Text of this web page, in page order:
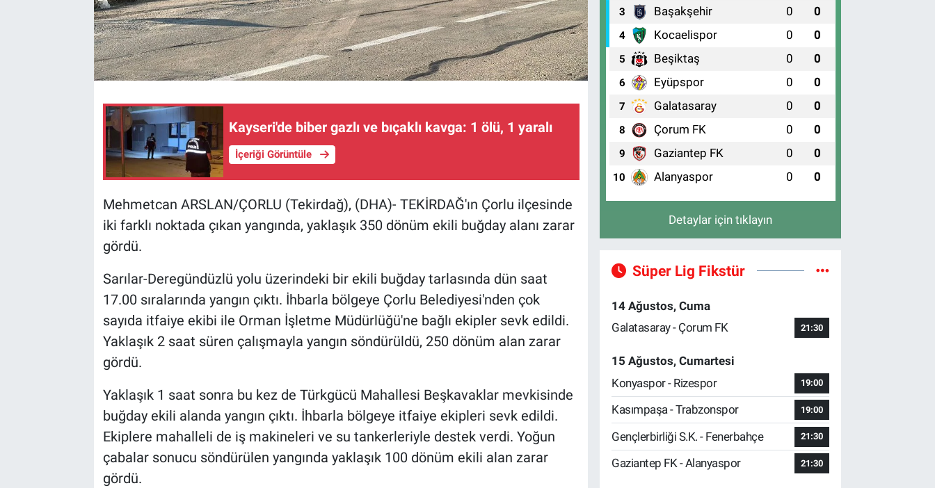
Kayseri'de biber gazlı ve bıçaklı kavga: 1 ölü, 1 yaralı
İçeriği Görüntüle
Mehmetcan ARSLAN/ÇORLU (Tekirdağ), (DHA)- TEKİRDAĞ'ın Çorlu ilçesinde
iki farklı noktada çıkan yangında, yaklaşık 350 dönüm ekili buğday alanı zarar
gördü.
Sarılar-Deregündüzlü yolu üzerindeki bir ekili buğday tarlasında dün saat
17.00 sıralarında yangın çıktı. İhbarla bölgeye Çorlu Belediyesi'nden çok
sayıda itfaiye ekibi ile Orman İşletme Müdürlüğü'ne bağlı ekipler sevk edildi.
Yaklaşık 2 saat süren çalışmayla yangın söndürüldü, 250 dönüm alan zarar
gördü.
Yaklaşık 1 saat sonra bu kez de Türkgücü Mahallesi Beşkavaklar mevkisinde
buğday ekili alanda yangın çıktı. İhbarla bölgeye itfaiye ekipleri sevk edildi.
Ekiplere mahalleli de iş makineleri ve su tankerleriyle destek verdi. Yoğun
çabalar sonucu söndürülen yangında yaklaşık 100 dönüm ekili alan zarar
gördü.
3 Başakşehir 0 0
4 Kocaelispor 0 0
5 Beşiktaş 0 0
6 Eyüpspor 0 0
7 Galatasaray 0 0
8 Çorum FK 0 0
9 Gaziantep FK 0 0
10 Alanyaspor 0 0
Detaylar için tıklayın
Süper Lig Fikstür
14 Ağustos, Cuma
Galatasaray - Çorum FK
21:30
15 Ağustos, Cumartesi
Konyaspor - Rizespor
19:00
Kasımpaşa - Trabzonspor 19:00
Gençlerbirliği S.K. - Fenerbahçe 21:30
Gaziantep FK - Alanyaspor 21:30